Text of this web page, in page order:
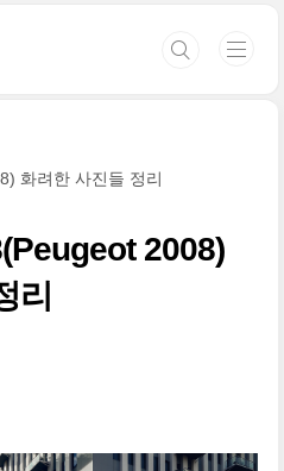
화려한 사진들 정리
2008)
리